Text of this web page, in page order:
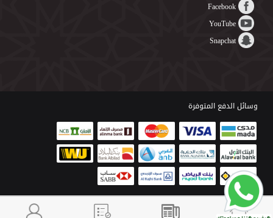
Facebook
YouTube
Snapchat
وسائل الدفع المتوفرة